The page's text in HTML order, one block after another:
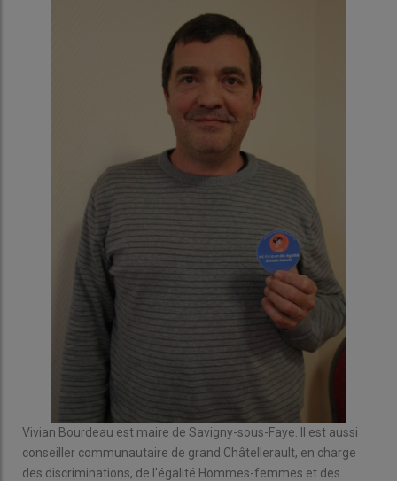
Vivian Bourdeau est maire de Savigny-sous-Faye. Il est aussi
conseiller communautaire de grand Châtellerault, en charge
des discriminations, de l'égalité Hommes-femmes et des